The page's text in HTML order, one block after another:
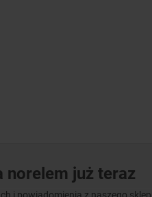
norelem już teraz